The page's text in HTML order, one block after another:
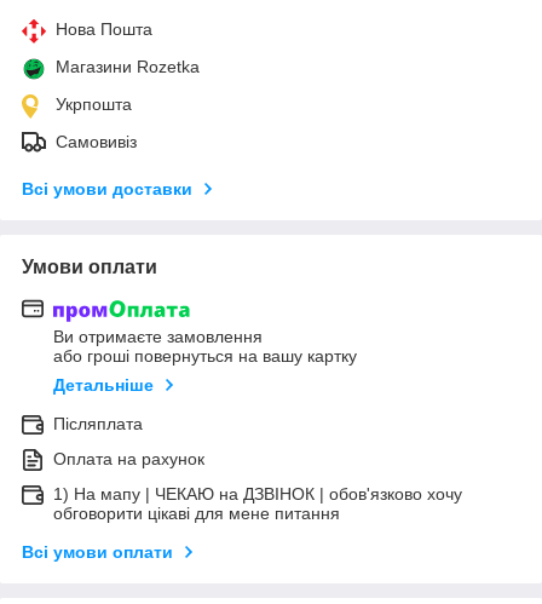
Нова Пошта
Магазини Rozetka
Укрпошта
Самовивіз
Всі умови доставки
Умови оплати
Ви отримаєте замовлення
або гроші повернуться на вашу картку
Детальніше
Післяплата
Оплата на рахунок
1) На мапу | ЧЕКАЮ на ДЗВІНОК | обов'язково хочу
обговорити цікаві для мене питання
Всі умови оплати